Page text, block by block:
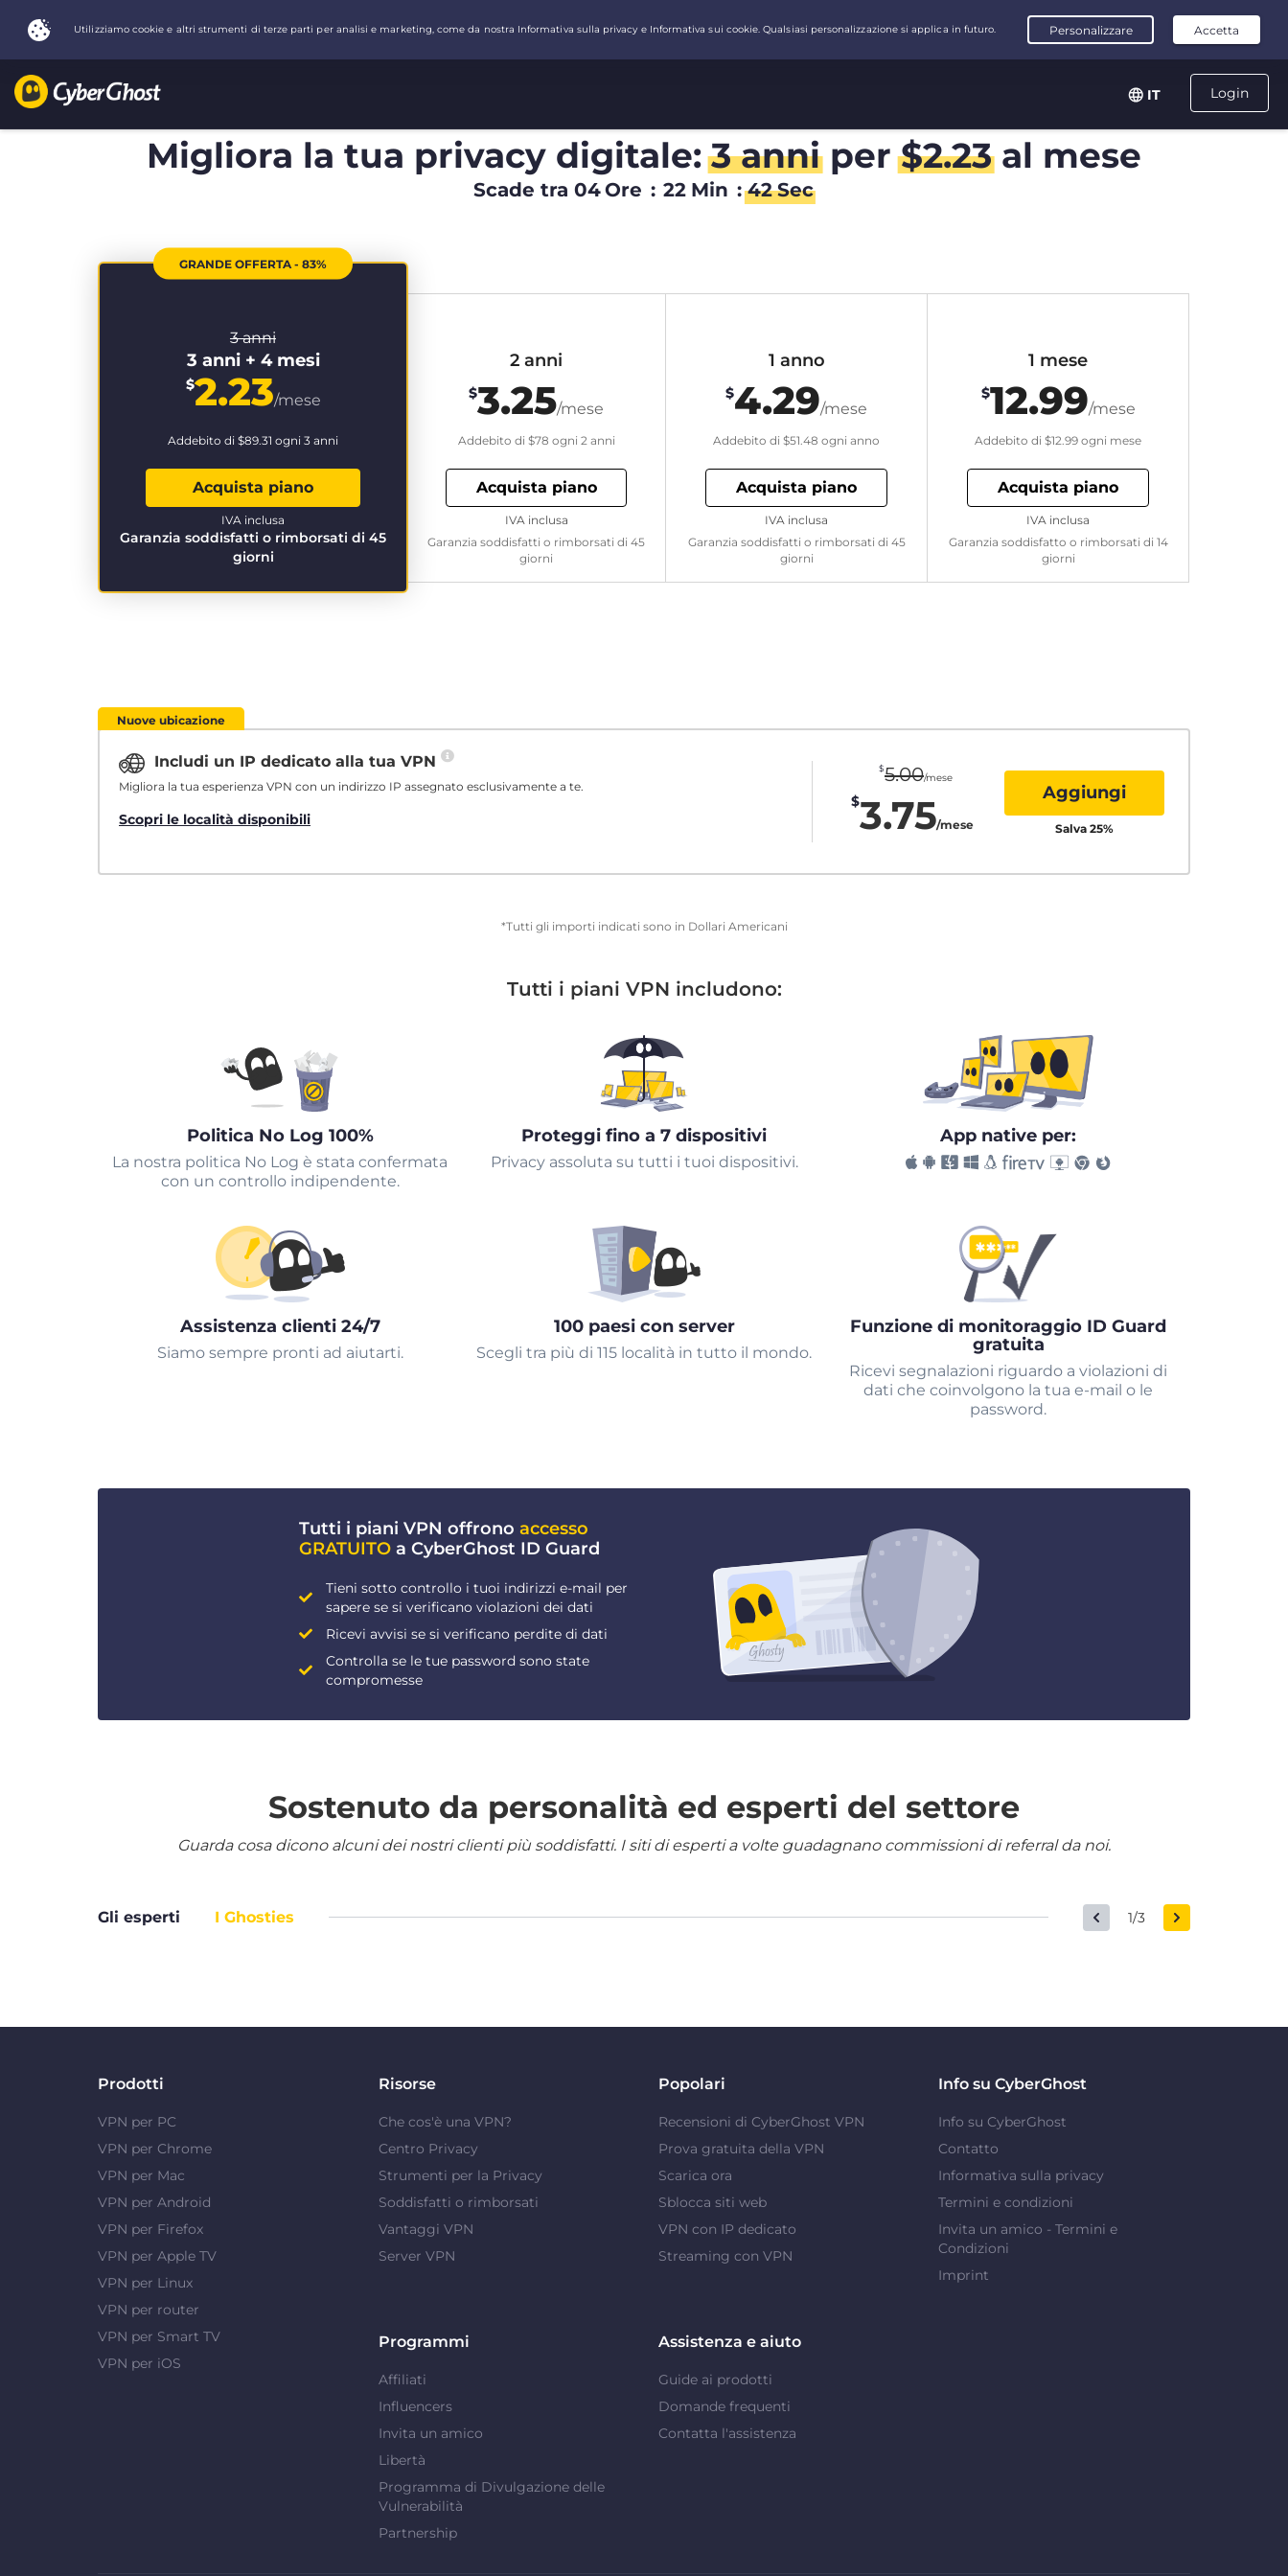
Login
IT
Migliora la tua privacy digitale:3 anniper$2.23al mese
Scade tra 04Ore : 22 Min : 42 Sec
GRANDE OFFERTA - 83%
3 anni
3 anni + 4 mesi
$2.23/mese
Addebito di $89.31 ogni 3 anni
Acquista piano
Garanzia soddisfatti o rimborsati di 45
giorni
IVA inclusa
2 anni
$3.25/mese
Addebito di $78 ogni 2 anni
Acquista piano
Garanzia soddisfatti o rimborsati di 45
giorni
IVA inclusa
1 anno
$4.29/mese
Addebito di $51.48 ogni anno
Acquista piano
Garanzia soddisfatti o rimborsati di 45
giorni
IVA inclusa
1 mese
$12.99/mese
Addebito di $12.99 ogni mese
Acquista piano
Garanzia soddisfatto o rimborsati di 14
giorni
IVA inclusa
Nuove ubicazione
Includi un IP dedicato alla tua VPN
Migliora la tua esperienza VPN con un indirizzo IP assegnato esclusivamente a te.
Scopri le località disponibili
$5.00/mese
$3.75/mese
Aggiungi
Salva 25%
*Tutti gli importi indicati sono in Dollari Americani
Tutti i piani VPN includono:
Politica No Log 100%
La nostra politica No Log è stata confermata
con un controllo indipendente.
Proteggi fino a 7 dispositivi
Privacy assoluta su tutti i tuoi dispositivi.
App native per:
Assistenza clienti 24/7
Siamo sempre pronti ad aiutarti.
100 paesi con server
Scegli tra più di 115 località in tutto il mondo.
Funzione di monitoraggio ID Guard
gratuita
Ricevi segnalazioni riguardo a violazioni di
dati che coinvolgono la tua e-mail o le
password.
Tutti i piani VPN offrono accesso
GRATUITO a CyberGhost ID Guard
Tieni sotto controllo i tuoi indirizzi e-mail per
sapere se si verificano violazioni dei dati
Ricevi avvisi se si verificano perdite di dati
Controlla se le tue password sono state
compromesse
Sostenuto da personalità ed esperti del settore
Guarda cosa dicono alcuni dei nostri clienti più soddisfatti. I siti di esperti a volte guadagnano commissioni di referral da noi.
Gli esperti I Ghosties 1/3
Prodotti
VPN per PC
VPN per Chrome
VPN per Mac
VPN per Android
VPN per Firefox
VPN per Apple TV
VPN per Linux
VPN per router
VPN per Smart TV
VPN per iOS
Risorse
Che cos'è una VPN?
Centro Privacy
Strumenti per la Privacy
Soddisfatti o rimborsati
Vantaggi VPN
Server VPN
Popolari
Recensioni di CyberGhost VPN
Prova gratuita della VPN
Scarica ora
Sblocca siti web
VPN con IP dedicato
Streaming con VPN
Info su CyberGhost
Info su CyberGhost
Contatto
Informativa sulla privacy
Termini e condizioni
Invita un amico - Termini e
Condizioni
Imprint
Programmi
Affiliati
Influencers
Invita un amico
Libertà
Programma di Divulgazione delle
Vulnerabilità
Partnership
Assistenza e aiuto
Guide ai prodotti
Domande frequenti
Contatta l'assistenza